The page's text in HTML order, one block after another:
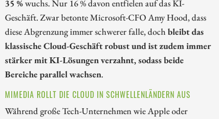
35 %wuchs. Nur 16 % davon entfielen auf das KI-
Geschäft. Zwar betonte Microsoft-CFO Amy Hood, dass
diese Abgrenzung immer schwerer falle, dochbleibt das
klassische Cloud-Geschäft robust und ist zudem immer
stärker mit KI-Lösungen verzahnt, sodass beide
Bereiche parallel wachsen.
MIMEDIA ROLLT DIE CLOUD IN SCHWELLENLÄNDERN AUS
Während große Tech-Unternehmen wie Apple oder